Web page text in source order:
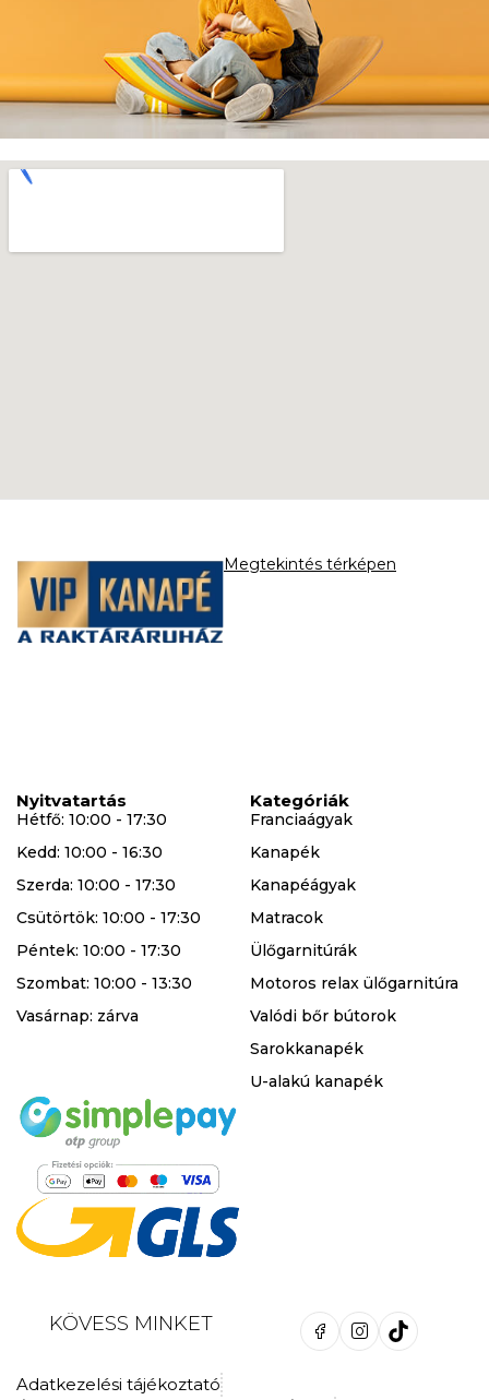
Megtekintés térképen
Nyitvatartás
Hétfő: 10:00 - 17:30
Kedd: 10:00 - 16:30
Szerda: 10:00 - 17:30
Csütörtök: 10:00 - 17:30
Péntek: 10:00 - 17:30
Szombat: 10:00 - 13:30
Vasárnap: zárva
Kategóriák
Franciaágyak
Kanapék
Kanapéágyak
Matracok
Ülőgarnitúrák
Motoros relax ülőgarnitúra
Valódi bőr bútorok
Sarokkanapék
U-alakú kanapék
KÖVESS MINKET
Adatkezelési tájékoztató